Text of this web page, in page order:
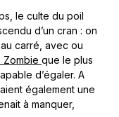
le culte du poil
d’un cran : on
carré, avec ou
Zombie que le plus
d’égaler. A
également une
à manquer,